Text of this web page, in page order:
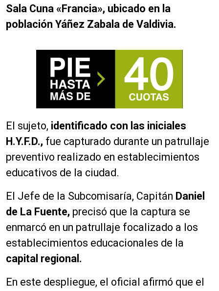
Sala Cuna «Francia», ubicado en la
población Yáñez Zabala de Valdivia.
El sujeto, identificado con las iniciales
H.Y.F.D., fue capturado durante un patrullaje
preventivo realizado en establecimientos
educativos de la ciudad.
El Jefe de la Subcomisaría, Capitán Daniel
de La Fuente, precisó que la captura se
enmarcó en un patrullaje focalizado a los
establecimientos educacionales de la
capital regional.
En este despliegue, el oficial afirmó que el